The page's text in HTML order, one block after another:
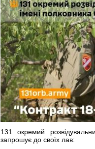
131 окремий
запрошує до своїх лав: